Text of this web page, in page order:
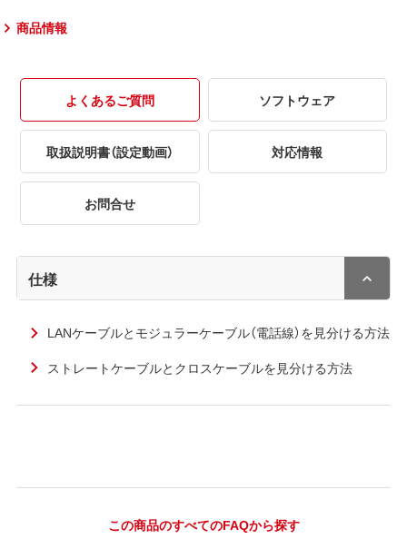
商品情報
よくあるご質問 ソフトウェア
取扱説明書（設定動画） 対応情報
お問合せ
仕様
LANケーブルとモジュラーケーブル（電話線）を見分ける方法
ストレートケーブルとクロスケーブルを見分ける方法
この商品のすべてのFAQから探す